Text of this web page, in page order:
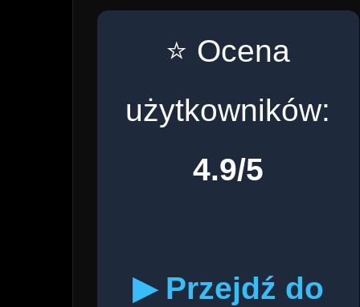
⭐ Ocena
użytkowników:
4.9/5
▶ Przejdź do